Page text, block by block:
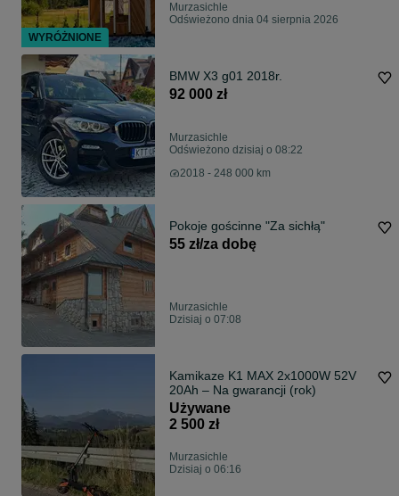
Murzasichle
Odświeżono dnia 04 sierpnia 2026
BMW X3 g01 2018r.
92 000 zł
Murzasichle
Odświeżono dzisiaj o 08:22
2018 - 248 000 km
Pokoje gościnne "Za sichłą"
55 zł/za dobę
Murzasichle
Dzisiaj o 07:08
Kamikaze K1 MAX 2x1000W 52V
20Ah – Na gwarancji (rok)
Używane
2 500 zł
Murzasichle
Dzisiaj o 06:16
WYRÓŻNIONE